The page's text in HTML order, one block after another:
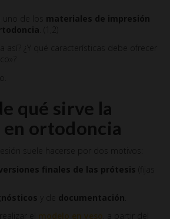
uno de los materiales de impresión
así? ¿Y qué características debe ofrecer
qué sirve la
ortodoncia
suele hacerse por dos motivos:
finales de las prótesis
documentación
el modelo en yeso , a partir del